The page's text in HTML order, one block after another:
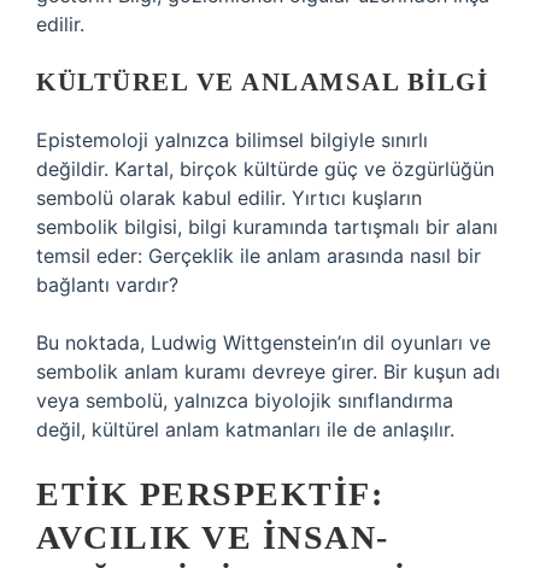
edilir.
KÜLTÜREL VE ANLAMSAL BILGI
Epistemoloji yalnızca bilimsel bilgiyle sınırlı
değildir. Kartal, birçok kültürde güç ve özgürlüğün
sembolü olarak kabul edilir. Yırtıcı kuşların
sembolik bilgisi, bilgi kuramında tartışmalı bir alanı
temsil eder: Gerçeklik ile anlam arasında nasıl bir
bağlantı vardır?
Bu noktada, Ludwig Wittgenstein’ın dil oyunları ve
sembolik anlam kuramı devreye girer. Bir kuşun adı
veya sembolü, yalnızca biyolojik sınıflandırma
değil, kültürel anlam katmanları ile de anlaşılır.
ETIK PERSPEKTIF:
AVCILIK VE İNSAN-